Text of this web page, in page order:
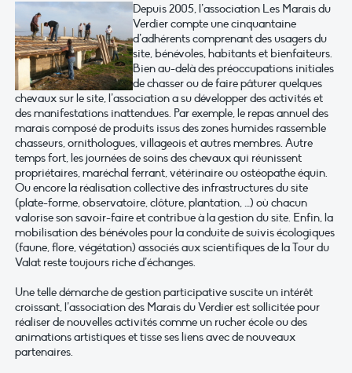
Depuis 2005, l’association Les Marais du
Verdier compte une cinquantaine
d’adhérents comprenant des usagers du
site, bénévoles, habitants et bienfaiteurs.
Bien au-delà des préoccupations initiales
de chasser ou de faire pâturer quelques
chevaux sur le site, l’association a su développer des activités et
des manifestations inattendues. Par exemple, le repas annuel des
marais composé de produits issus des zones humides rassemble
chasseurs, ornithologues, villageois et autres membres. Autre
temps fort, les journées de soins des chevaux qui réunissent
propriétaires, maréchal ferrant, vétérinaire ou ostéopathe équin.
Ou encore la réalisation collective des infrastructures du site
(plate-forme, observatoire, clôture, plantation, …) où chacun
valorise son savoir-faire et contribue à la gestion du site. Enfin, la
mobilisation des bénévoles pour la conduite de suivis écologiques
(faune, flore, végétation) associés aux scientifiques de la Tour du
Valat reste toujours riche d’échanges.
Une telle démarche de gestion participative suscite un intérêt
croissant, l’association des Marais du Verdier est sollicitée pour
réaliser de nouvelles activités comme un rucher école ou des
animations artistiques et tisse ses liens avec de nouveaux
partenaires.